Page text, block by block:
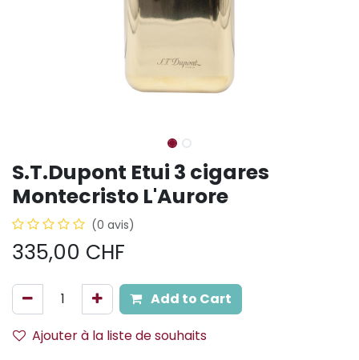
S.T.Dupont Etui 3 cigares
Montecristo L'Aurore
(0 avis)
335,00 CHF
Add to Cart
Ajouter à la liste de souhaits